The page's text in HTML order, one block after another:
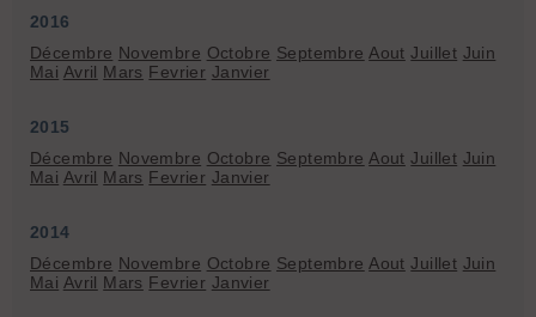
2016
Décembre Novembre Octobre Septembre Aout Juillet Juin
Mai Avril Mars Fevrier Janvier
2015
Décembre Novembre Octobre Septembre Aout Juillet Juin
Mai Avril Mars Fevrier Janvier
2014
Décembre Novembre Octobre Septembre Aout Juillet Juin
Mai Avril Mars Fevrier Janvier